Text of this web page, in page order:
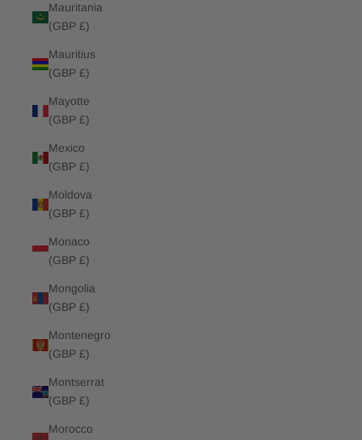
Mauritania
(GBP £)
Mauritius
(GBP £)
Mayotte
(GBP £)
Mexico
(GBP £)
Moldova
(GBP £)
Monaco
(GBP £)
Mongolia
(GBP £)
Montenegro
(GBP £)
Montserrat
(GBP £)
Morocco